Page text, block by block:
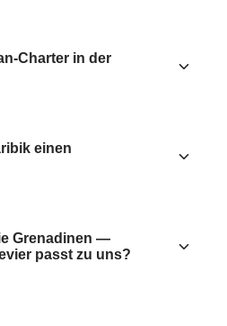
Charter in der
einen
Grenadinen —
passt zu uns?